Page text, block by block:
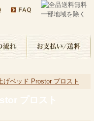
ベッド Prostor プロスト